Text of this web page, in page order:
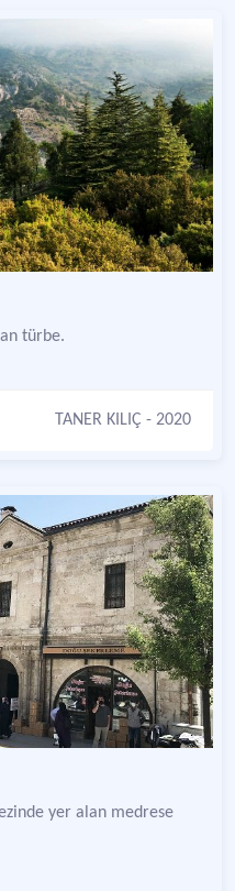
türbe.
TANER KILIÇ - 2020
yer alan medrese